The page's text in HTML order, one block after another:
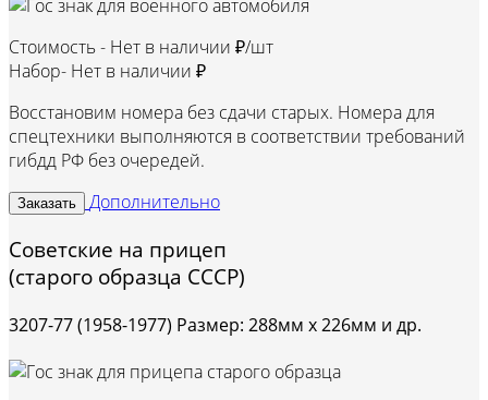
Стоимость - Нет в наличии ₽/шт
Набор- Нет в наличии ₽
Восстановим номера без сдачи старых. Номера для
спецтехники выполняются в соответствии требований
гибдд РФ без очередей.
Заказать Дополнительно
Советские на прицеп
(старого образца СССР)
3207-77 (1958-1977) Размер: 288мм х 226мм и др.